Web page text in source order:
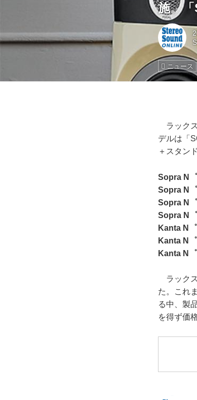
施。
ニュース
ラック
デルは「
＋スタン
Sopra N
Sopra N
Sopra N
Sopra N
Kanta N
Kanta N
Kanta N
ラックス
た。これ
る中、製
を得ず価